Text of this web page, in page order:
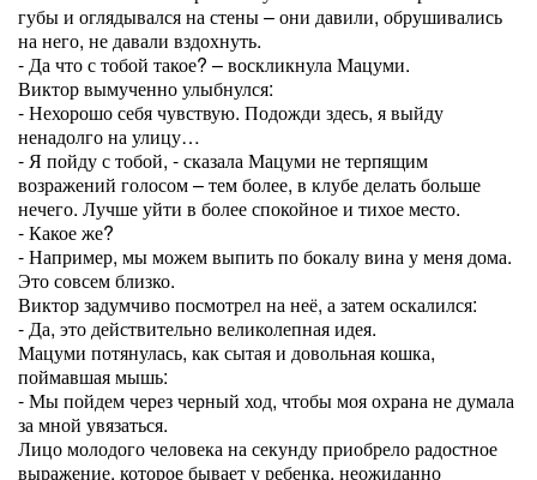
губы и оглядывался на стены – они давили, обрушивались
на него, не давали вздохнуть.
- Да что с тобой такое? – воскликнула Мацуми.
Виктор вымученно улыбнулся:
- Нехорошо себя чувствую. Подожди здесь, я выйду
ненадолго на улицу…
- Я пойду с тобой, - сказала Мацуми не терпящим
возражений голосом – тем более, в клубе делать больше
нечего. Лучше уйти в более спокойное и тихое место.
- Какое же?
- Например, мы можем выпить по бокалу вина у меня дома.
Это совсем близко.
Виктор задумчиво посмотрел на неё, а затем оскалился:
- Да, это действительно великолепная идея.
Мацуми потянулась, как сытая и довольная кошка,
поймавшая мышь:
- Мы пойдем через черный ход, чтобы моя охрана не думала
за мной увязаться.
Лицо молодого человека на секунду приобрело радостное
выражение, которое бывает у ребенка, неожиданно